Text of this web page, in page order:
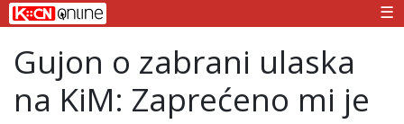
☰
Gujon o zabrani ulaska
na KiM: Zaprećeno mi je